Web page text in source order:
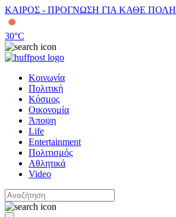
ΚΑΙΡΟΣ - ΠΡΟΓΝΩΣΗ ΓΙΑ ΚΑΘΕ ΠΟΛΗ
30°C
Κοινωνία
Πολιτική
Κόσμος
Οικονομία
Άποψη
Life
Entertainment
Πολιτισμός
Αθλητικά
Video